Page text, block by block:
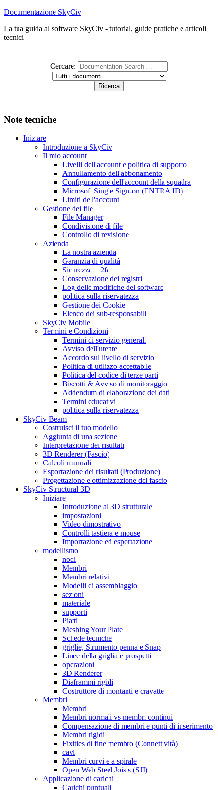
Documentazione SkyCiv
La tua guida al software SkyCiv - tutorial, guide pratiche e articoli
tecnici
Cercare:
Note tecniche
Iniziare
Introduzione a SkyCiv
Il mio account
Livelli dell'account e politica di supporto
Annullamento dell'abbonamento
Configurazione dell'account della squadra
Microsoft Single Sign-on (ENTRA ID)
Limiti dell'account
Gestione dei file
File Manager
Condivisione di file
Controllo di revisione
Azienda
La nostra azienda
Garanzia di qualità
Sicurezza + 2fa
Conservazione dei registri
Log delle modifiche del software
politica sulla riservatezza
Gestione dei Cookie
Elenco dei sub-responsabili
SkyCiv Mobile
Termini e Condizioni
Termini di servizio generali
Avviso dell'utente
Accordo sul livello di servizio
Politica di utilizzo accettabile
Politica del codice di terze parti
Biscotti & Avviso di monitoraggio
Addendum di elaborazione dei dati
Termini educativi
politica sulla riservatezza
SkyCiv Beam
Costruisci il tuo modello
Aggiunta di una sezione
Interpretazione dei risultati
3D Renderer (Fascio)
Calcoli manuali
Esportazione dei risultati (Produzione)
Progettazione e ottimizzazione del fascio
SkyCiv Structural 3D
Iniziare
Introduzione al 3D strutturale
impostazioni
Video dimostrativo
Controlli tastiera e mouse
Importazione ed esportazione
modellismo
nodi
Membri
Membri relativi
Modelli di assemblaggio
sezioni
materiale
supporti
Piatti
Meshing Your Plate
Schede tecniche
griglie, Strumento penna e Snap
Linee della griglia e prospetti
operazioni
3D Renderer
Diaframmi rigidi
Costruttore di montanti e cravatte
Membri
Membri
Membri normali vs membri continui
Compensazione di membri e punti di inserimento
Membri rigidi
Fixities di fine membro (Connettività)
cavi
Membri curvi e a spirale
Open Web Steel Joists (SJI)
Applicazione di carichi
Carichi puntuali